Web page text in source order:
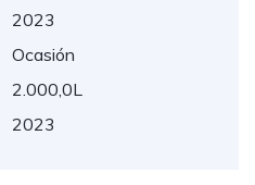
2023
Ocasión
2.000,0L
2023